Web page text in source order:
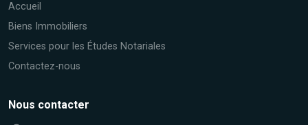
Accueil
Biens Immobiliers
Services pour les Études Notariales
Contactez-nous
Nous contacter